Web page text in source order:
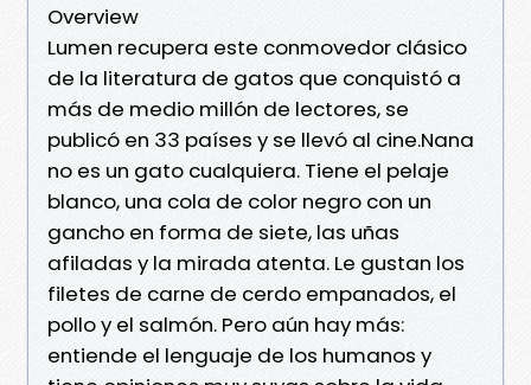
Overview
Lumen recupera este conmovedor clásico
de la literatura de gatos que conquistó a
más de medio millón de lectores, se
publicó en 33 países y se llevó al cine.Nana
no es un gato cualquiera. Tiene el pelaje
blanco, una cola de color negro con un
gancho en forma de siete, las uñas
afiladas y la mirada atenta. Le gustan los
filetes de carne de cerdo empanados, el
pollo y el salmón. Pero aún hay más:
entiende el lenguaje de los humanos y